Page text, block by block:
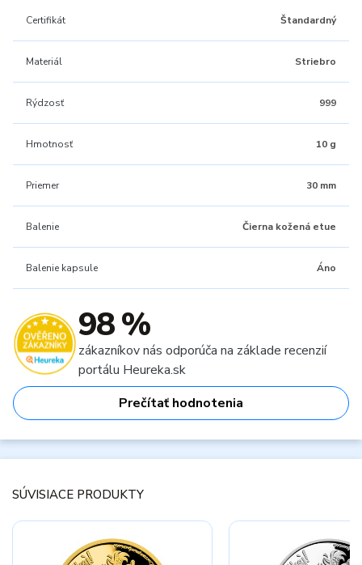
Certifikát Štandardný
Materiál Striebro
Rýdzosť 999
Hmotnosť 10 g
Priemer 30 mm
Balenie Čierna kožená etue
Balenie kapsule Áno
98 %
zákazníkov nás odporúča na základe recenzií
portálu Heureka.sk
Prečítať hodnotenia
SÚVISIACE PRODUKTY